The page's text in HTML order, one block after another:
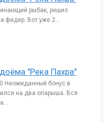
рыбак, решил
фидер. Вот уже 2...
"Река Пахра"
Неожиданный бонус в
на два опарыша. Вся